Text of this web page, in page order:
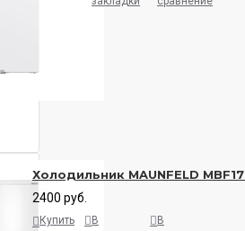
Холодильник MAUNFELD
2400 руб.
Купить
В
В